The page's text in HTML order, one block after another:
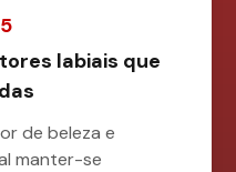
labiais que
de beleza e
manter-se